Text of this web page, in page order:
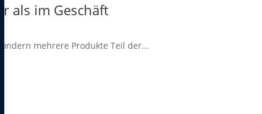
als im Geschäft
mehrere Produkte Teil der...